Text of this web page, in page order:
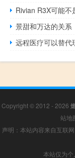
Rivian R3X可能
景甜和万达的关系
远程医疗可以替代
Copyright © 2012 - 2026
站地
声明：本站内容来自互联
本站仅为